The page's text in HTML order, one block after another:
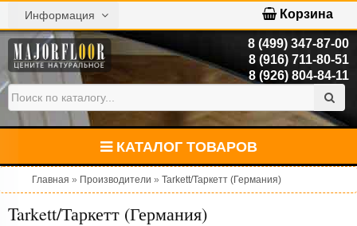
Информация Корзина
8 (499) 347-87-00
8 (916) 711-80-51
8 (926) 804-84-11
КАТАЛОГ ТОВАРОВ
Главная » Производители » Tarkett/Таркетт (Германия)
Tarkett/Таркетт (Германия)